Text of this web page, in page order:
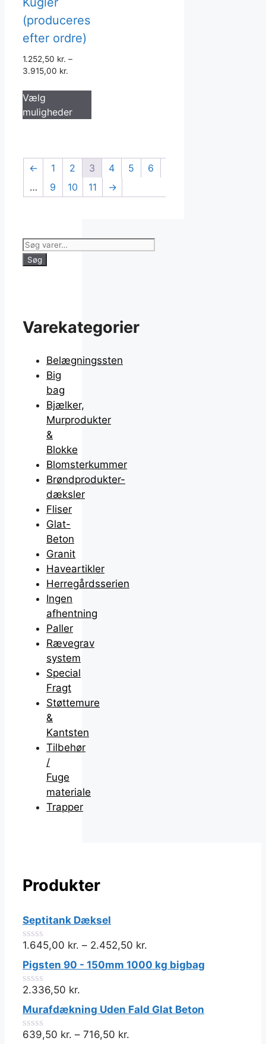
(produceres
efter ordre)
1.252,50 kr. –
3.915,00 kr.
Vælg
muligheder
Mulighederne
kan
vælges
← 1 2 3 4 5
6
…
9 10 11 →
Søg
efter:
Søg
Varekategorier
Belægningssten
Big
bag
Bjælker,
Murprodukter
&
Blokke
Blomsterkummer
Brøndprodukter-
dæksler
Fliser
Glat-
Beton
Granit
Haveartikler
Herregårdsserien
Ingen
afhentning
Paller
Rævegrav
system
Special
Fragt
Støttemure
&
Kantsten
Tilbehør
/
Fuge
materiale
Trapper
Produkter
Septitank Dæksel
0
ud
af
5
1.645,00 kr. – 2.452,50 kr.
Pigsten 90 - 150mm 1000 kg bigbag
0
ud
af
5
2.336,50 kr.
Murafdækning Uden Fald Glat Beton
0
639,50 kr. – 716,50 kr.